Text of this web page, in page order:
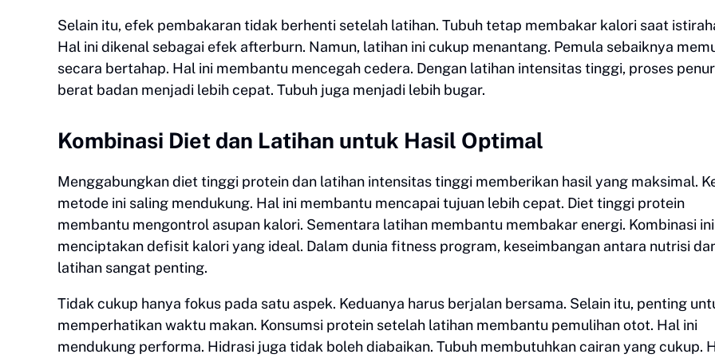
Selain itu, efek pembakaran tidak berhenti setelah latihan. Tubuh tetap membakar kalori saat
Hal ini dikenal sebagai efek afterburn. Namun, latihan ini cukup menantang. Pemula sebaiknya
secara bertahap. Hal ini membantu mencegah cedera. Dengan latihan intensitas tinggi, proses
berat badan menjadi lebih cepat. Tubuh juga menjadi lebih bugar.
Kombinasi Diet dan Latihan untuk Hasil Optimal
Menggabungkan diet tinggi protein dan latihan intensitas tinggi memberikan hasil yang maksimal.
metode ini saling mendukung. Hal ini membantu mencapai tujuan lebih cepat. Diet tinggi protein
membantu mengontrol asupan kalori. Sementara latihan membantu membakar energi. Kombinasi ini
menciptakan defisit kalori yang ideal. Dalam dunia fitness program, keseimbangan antara nutrisi
latihan sangat penting.
Tidak cukup hanya fokus pada satu aspek. Keduanya harus berjalan bersama. Selain itu, penting
memperhatikan waktu makan. Konsumsi protein setelah latihan membantu pemulihan otot. Hal ini
mendukung performa. Hidrasi juga tidak boleh diabaikan. Tubuh membutuhkan cairan yang cukup.